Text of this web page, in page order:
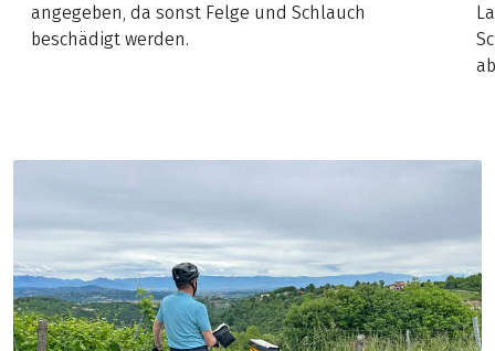
angegeben, da sonst Felge und Schlauch
beschädigt werden.